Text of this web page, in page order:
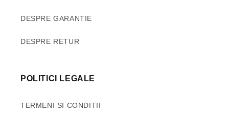
DESPRE GARANTIE
DESPRE RETUR
POLITICI LEGALE
TERMENI SI CONDITII